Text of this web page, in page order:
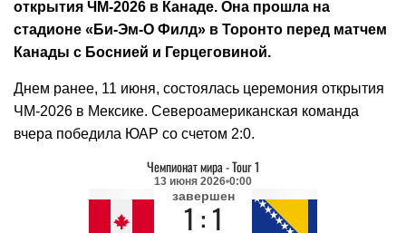
открытия ЧМ-2026 в Канаде. Она прошла на
стадионе «Би-Эм-О Филд» в Торонто перед матчем
Канады с Боснией и Герцеговиной.
Днем ранее, 11 июня, состоялась церемония открытия
ЧМ-2026 в Мексике. Североамериканская команда
вчера победила ЮАР со счетом 2:0.
Чемпионат мира-Tour 1
13 июня 2026 0:00
завершен
1 : 1